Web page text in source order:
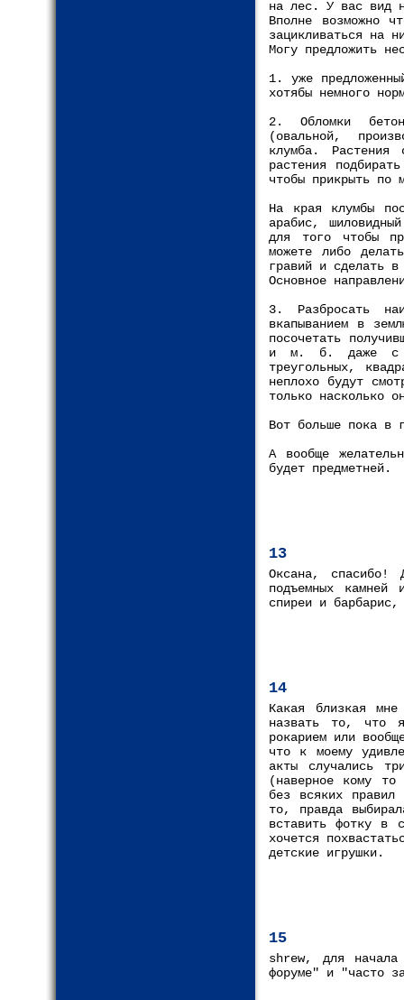
на лес. У вас вид
Вполне возможно
зацикливаться на
Могу предложить
1. уже
хотябы немного
2. Обломки
(овальной,
клумба.
растения
чтобы прикрыть по
На края клумбы
арабис,
для того чтобы
можете либо
гравий и сделать
Основное
3. Разбросать
вкапыванием в
посочетать
и м. б. даже с
треугольных,
неплохо будут
только насколько
Вот больше пока в
А вообще
будет предметней.
13
Оксана, спасибо!
подъемных
спиреи и барбарис,
14
Какая близкая
назвать то, что
рокарием или
что к моему
акты случались
(наверное кому то
без всяких правил
то, правда
вставить фотку в
хочется
детские игрушки.
15
shrew, для
форуме" и "часто